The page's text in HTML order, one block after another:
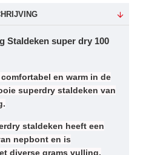
Staldeken super dry 100
en warm in de
superdry staldeken van
staldeken heeft een
nepbont en is
diverse grams vulling.